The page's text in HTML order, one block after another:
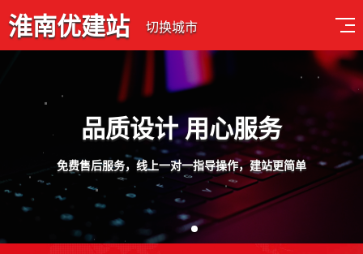
淮南优建站 切换城市
品质设计 用心服务
免费售后服务，线上一对一指导操作，建站更简单